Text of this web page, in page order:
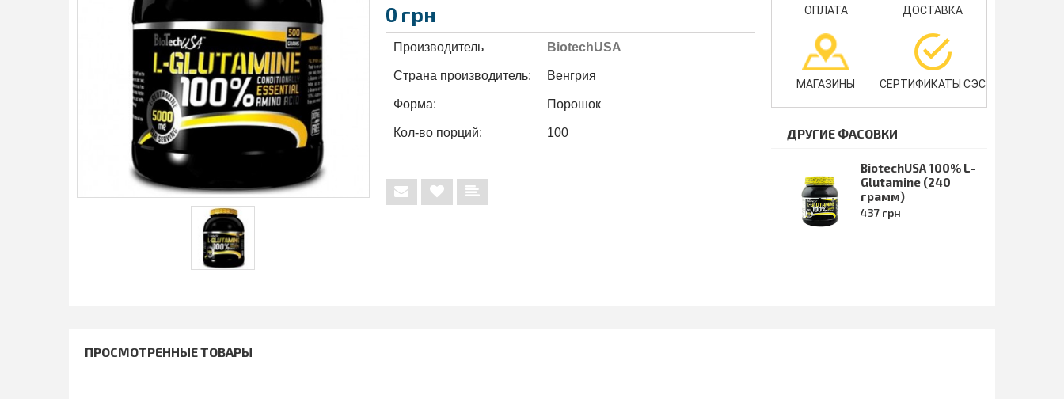
0 грн
Производитель BiotechUSA
Страна производитель: Венгрия
Форма: Порошок
Кол-во порций: 100
ОПЛАТА ДОСТАВКА
МАГАЗИНЫ СЕРТИФИКАТЫ СЭС
ДРУГИЕ ФАСОВКИ
BiotechUSA 100% L-
Glutamine (240
грамм)
437 грн
ПРОСМОТРЕННЫЕ ТОВАРЫ